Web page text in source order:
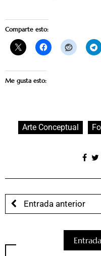
Comparte esto:
Me gusta esto:
Arte Conceptual
Entrada anterior